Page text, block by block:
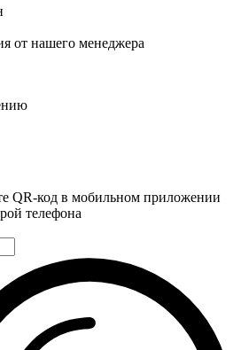
от нашего менеджера
QR-код в мобильном приложении
телефона